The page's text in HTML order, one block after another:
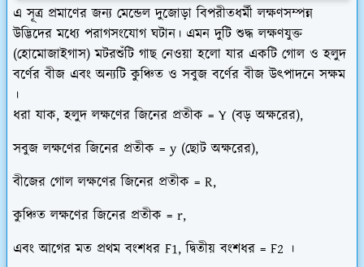
এ সূত্র প্রমাণের জন্য মেন্ডেল দুজোড়া বিপরীতধর্মী লক্ষণসম্পন্ন
উদ্ভিদের মধ্যে পরাগসংযোগ ঘটান। এমন দুটি শুদ্ধ লক্ষণযুক্ত
(হোমোজাইগাস) মটরশুঁটি গাছ নেওয়া হলো যার একটি গোল ও হলুদ
বর্ণের বীজ এবং অন্যটি কুঞ্চিত ও সবুজ বর্ণের বীজ উৎপাদনে সক্ষম
।
ধরা যাক, হলুদ লক্ষণের জিনের প্রতীক = Y (বড় অক্ষরের),
সবুজ লক্ষণের জিনের প্রতীক = y (ছোট অক্ষরের),
বীজের গোল লক্ষণের জিনের প্রতীক = R,
কুঞ্চিত লক্ষণের জিনের প্রতীক = r,
এবং আগের মত প্রথম বংশধর F1, দ্বিতীয় বংশধর = F2 ।